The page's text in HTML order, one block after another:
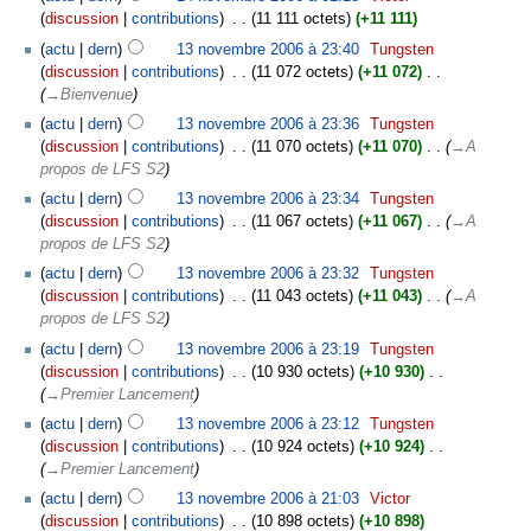
discussion
contributions 11 111 octets
+11 111
actu
dern 13 novembre 2006 à 23:40
Tungsten
discussion
contributions 11 072 octets +11 072 ‎
→‎Bienvenue
actu
dern 13 novembre 2006 à 23:36
Tungsten
discussion
contributions 11 070 octets +11 070 ‎
→‎A
propos de LFS S2
actu
dern 13 novembre 2006 à 23:34
Tungsten
discussion
contributions 11 067 octets +11 067 ‎
→‎A
propos de LFS S2
actu
dern 13 novembre 2006 à 23:32
Tungsten
discussion
contributions 11 043 octets +11 043 ‎
→‎A
propos de LFS S2
actu
dern 13 novembre 2006 à 23:19
Tungsten
discussion
contributions 10 930 octets +10 930 ‎
→‎Premier Lancement
actu
dern 13 novembre 2006 à 23:12
Tungsten
discussion
contributions 10 924 octets +10 924 ‎
→‎Premier Lancement
actu
dern 13 novembre 2006 à 21:03
Victor
discussion
contributions 10 898 octets +10 898